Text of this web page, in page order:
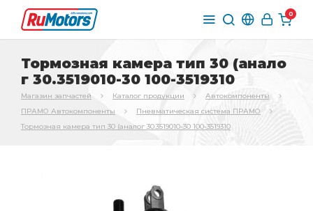
0
Тормозная камера тип 30 (анало
г 30.3519010-30 100-3519310
Магазин запчастей Каталог продукции
Автокомпоненты
ПРАМО Автокомпоненты
Пневматическая система ПРАМО
Тормозная камера тип 30 (аналог 30.3519010-30 100-3519310